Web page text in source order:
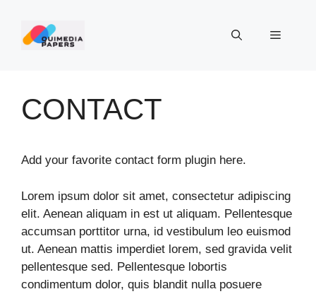
contenu
Menu
CONTACT
Add your favorite contact form plugin here.
Lorem ipsum dolor sit amet, consectetur adipiscing
elit. Aenean aliquam in est ut aliquam. Pellentesque
accumsan porttitor urna, id vestibulum leo euismod
ut. Aenean mattis imperdiet lorem, sed gravida velit
pellentesque sed. Pellentesque lobortis
condimentum dolor, quis blandit nulla posuere